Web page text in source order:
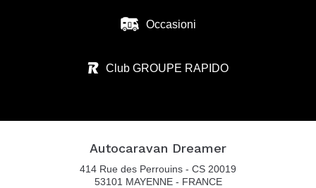
ZANINI CAMPER SRL
36026 SUMMAGA DI PORTOGRUARO - VE
AUTOCARAVAN GUGLIELMI SRL
VIA COLOMBARON, 6
Occasioni
Club GROUPE RAPIDO
Autocaravan Dreamer
414 Rue des Perrouins - CS 20019
53101 MAYENNE - FRANCE